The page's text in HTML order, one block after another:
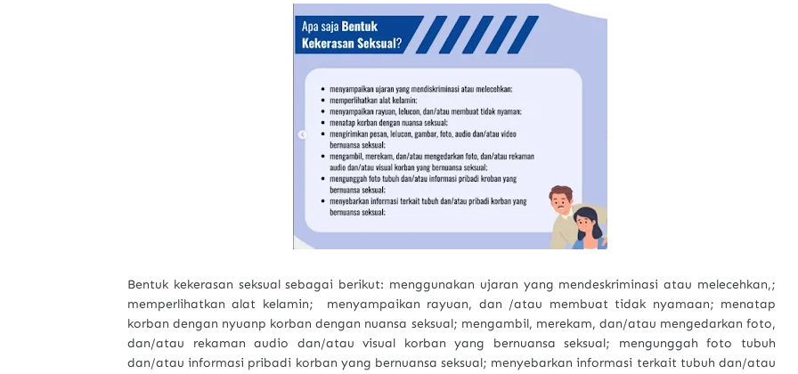
Bentuk kekerasan seksual sebagai berikut: menggunakan ujaran yang mendeskriminasi atau melecehkan,;
memperlihatkan alat kelamin; menyampaikan rayuan, dan /atau membuat tidak nyamaan; menatap
korban dengan nyuanp korban dengan nuansa seksual; mengambil, merekam, dan/atau mengedarkan foto,
dan/atau rekaman audio dan/atau visual korban yang bernuansa seksual; mengunggah foto tubuh
dan/atau informasi pribadi korban yang bernuansa seksual; menyebarkan informasi terkait tubuh dan/atau